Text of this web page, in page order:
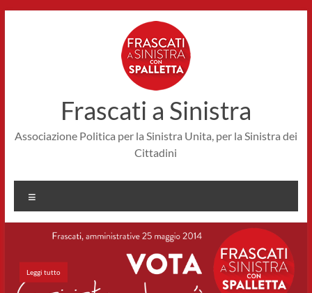
Frascati a Sinistra
Associazione Politica per la Sinistra Unita, per la Sinistra dei
Cittadini
Leggi tutto